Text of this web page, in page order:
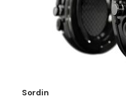
Sordin